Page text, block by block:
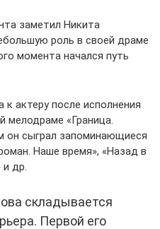
заметил Никита
роль в своей драме
момента начался путь
актеру после исполнения
мелодраме «Граница.
он сыграл запоминающиеся
Наше время», «Назад в
др.
складывается
Первой его